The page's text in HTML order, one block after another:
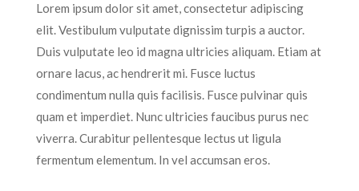
Lorem ipsum dolor sit amet, consectetur adipiscing
elit. Vestibulum vulputate dignissim turpis a auctor.
Duis vulputate leo id magna ultricies aliquam. Etiam at
ornare lacus, ac hendrerit mi. Fusce luctus
condimentum nulla quis facilisis. Fusce pulvinar quis
quam et imperdiet. Nunc ultricies faucibus purus nec
viverra. Curabitur pellentesque lectus ut ligula
fermentum elementum. In vel accumsan eros.